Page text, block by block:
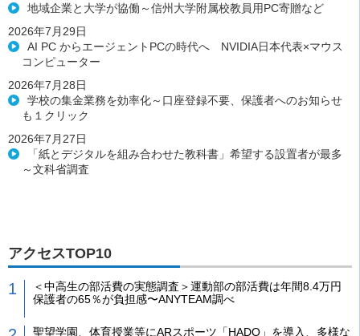
地域企業と大学が協働～信州大学附属校教員用PC寄贈など
2026年7月29日
AI PC からエージェントPCの時代へ NVIDIA日本代表×マウス
コンピューター
2026年7月28日
学校の集金業務を効率化～口座登録不要、保護者へのお知らせ
も１クリック
2026年7月27日
「紙とデジタルを組み合わせた教科書」希望する設置者が最多
～文科省調査
アクセスTOP10
＜中高生の部活費の実態調査＞運動部の部活費は年間8.4万円
保護者の65％が負担感〜ANYTEAM調べ
聖望学園、体育授業等にARスポーツ「HADO」を導入、多様な